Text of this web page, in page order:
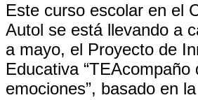
Este curso escolar en el
Autol se está llevando a
a mayo, el Proyecto de
Educativa “TEAcompaño
emociones”, basado en